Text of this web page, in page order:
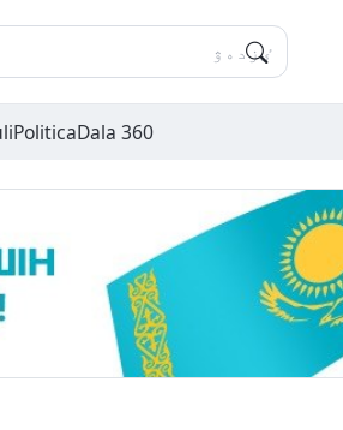
Dala 360
Politica